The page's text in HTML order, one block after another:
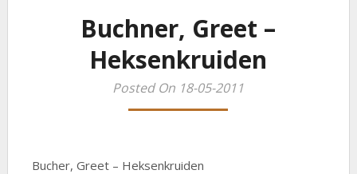
Buchner, Greet –
Heksenkruiden
Posted On 18-05-2011
Bucher, Greet – Heksenkruiden